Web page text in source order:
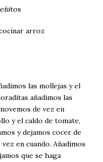
arroz
las mollejas y el
añadimos las
de vez en
y el caldo de tomate,
y dejamos cocer de
en cuando. Añadimos
que se haga